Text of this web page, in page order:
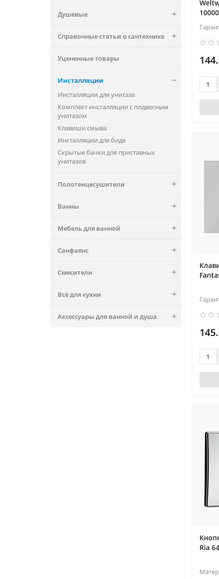
Weltwasser
Душевые
Справочные статьи о сантехнике
Уцененные товары
Инсталляции
Инсталляции для унитаза
Комплект инсталляции с подвесным
унитазом
Клавиши смыва
Инсталляции для биде
Скрытые бачки для приставных
унитазов
Полотенцесушители
Ванны
Мебель для ванной
Санфаянс
Смесители
Всё для кухни
Аксессуары для ванной и душа
Ria